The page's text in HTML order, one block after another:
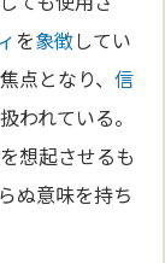
を象徴してい
点となり、信
われている。
想起させるも
ぬ意味を持ち